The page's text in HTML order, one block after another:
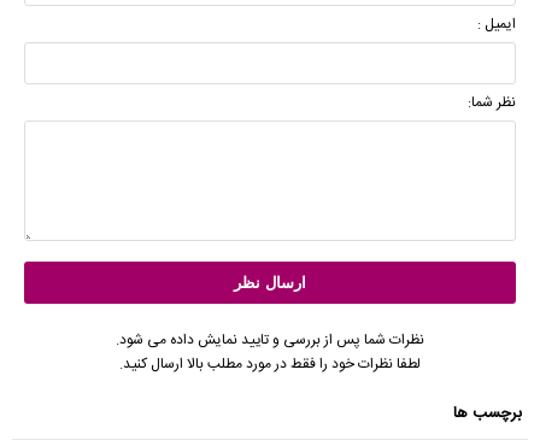
ایمیل :
نظر شما:
نظرات شما پس از بررسی و تایید نمایش داده می شود.
لطفا نظرات خود را فقط در مورد مطلب بالا ارسال کنید.
برچسب ها